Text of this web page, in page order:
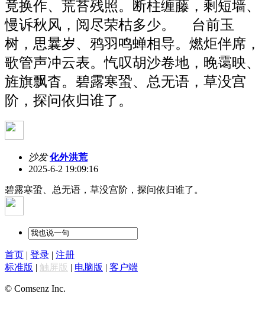
竟换作、荒苔残照。断柱缠藤，剩短墙、
慢诉秋风，阅尽荣枯多少。
台前玉
树，思曩岁、鸦羽鸣蝉相导。燃炬伴席，
歌管声冲云表。忾叹胡沙卷地，晚霭映、
旌旗飘杳。碧露寒蛩、总无语，草没宫
阶，探问依归谁了。
沙发 化外洪荒
2025-6-2 19:09:16
碧露寒蛩、总无语，草没宫阶，探问依归谁了。
首页 | 登录 | 注册
标准版 | 触屏版 | 电脑版 | 客户端
© Comsenz Inc.